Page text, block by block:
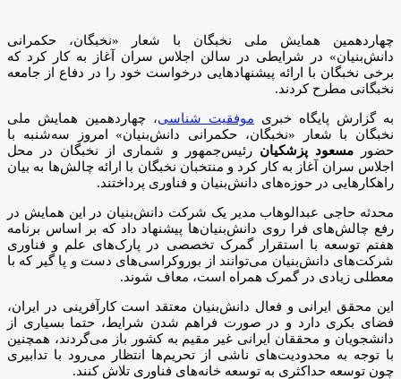
چهاردهمین همایش ملی نخبگان با شعار «نخبگان، حکمرانی
دانش‌بنیان» در شرایطی در سالن اجلاس سران آغاز به کار کرد که
برخی نخبگان با ارائه پیشنهادهایی درخواست خود را در دفاع از جامعه
نخبگانی مطرح کردند.
به گزارش پایگاه خبری موفقیت شناسی، چهاردهمین همایش ملی
نخبگان با شعار «نخبگان، حکمرانی دانش‌بنیان» امروز سه‌شنبه با
حضورمسعود پزشکیان رئیس‌جمهور و شماری از نخبگان در محل
اجلاس سران آغاز به کار کرد و منتخبان نخبگان با ارائه چالش‌ها به بیان
راهکارهایی در حوزه‌های دانش‌بنیان و فناوری پرداختند.
محدثه حاجی عبدالوهاب مدیر یک شرکت دانش‌بنیان در این همایش در
رفع چالش‌های فرا روی دانش‌بنیان‌ها پیشنهاد داد که بر اساس برنامه
هفتم توسعه با استقرار گمرک تخصصی در پارک‌های علم و فناوری
شرکت‌های دانش‌بنیان می‌توانند از بوروکراسی‌های دست و پا گیر که با
معطلی زیادی در گمرک همراه است، معاف شوند.
این محقق ایرانی و فعال دانش‌بنیان معتقد است کارآفرینی در ایران،
فضای بکری دارد و در صورت فراهم شدن شرایط، حتما بسیاری از
دانشجویان و محققان ایرانی غیر مقیم به کشور باز می‌گردند، همچنین
با توجه به محدودیت‌های ناشی از تحریم‌ها انتظار می‌رود با تدابیری
چون توسعه حداکثری به توسعه خانه‌های فناوری تلاش کنند.